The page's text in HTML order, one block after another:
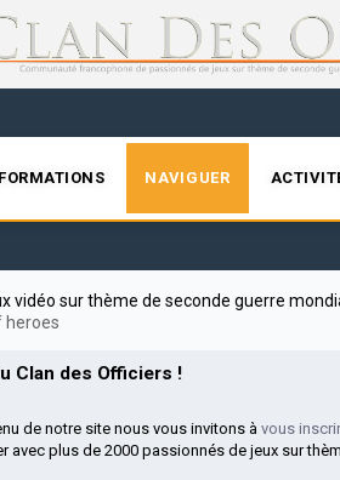
NAVIGUER
vidéo sur thème de seconde guerre
heroes
Clan des Officiers !
de notre site nous vous invitons àvous
avec plus de 2000 passionnés de jeux sur